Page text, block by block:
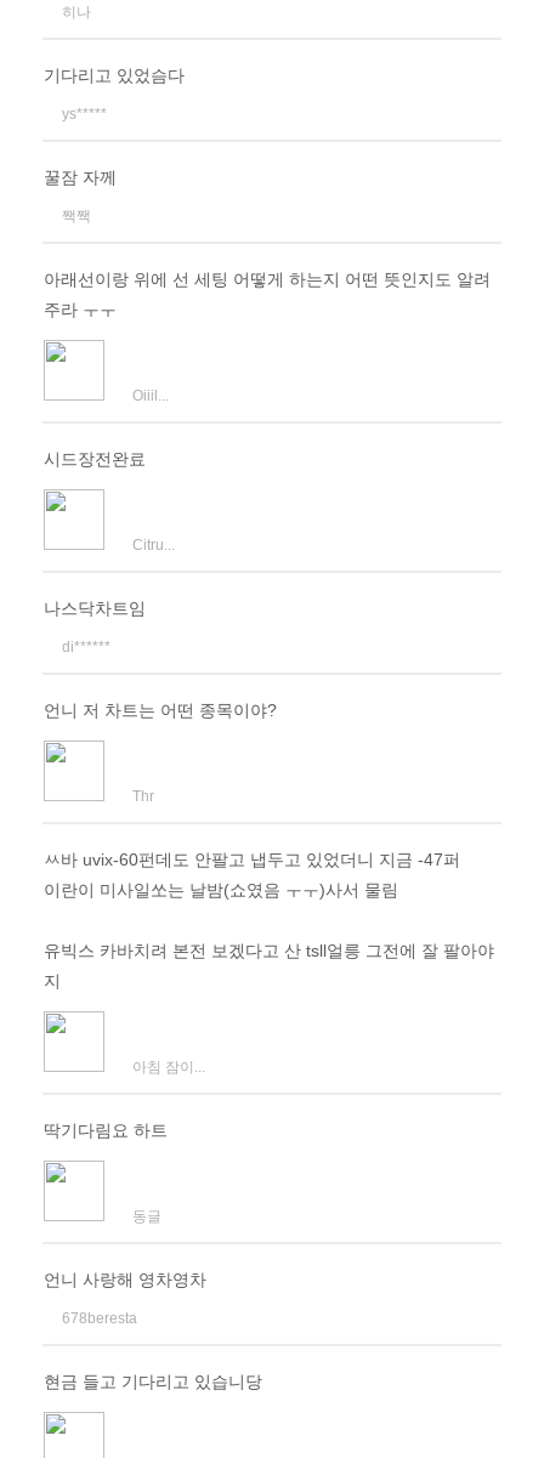
히나
기다리고 있었슴다
ys*****
꿀잠 자께
짹짹
아래선이랑 위에 선 세팅 어떻게 하는지 어떤 뜻인지도 알려
주라 ㅜㅜ
Oiiil...
시드장전완료
Citru...
나스닥차트임
di******
언니 저 차트는 어떤 종목이야?
Thr
ㅆ바 uvix-60펀데도 안팔고 냅두고 있었더니 지금 -47퍼
이란이 미사일쏘는 날밤(쇼였음 ㅜㅜ)사서 물림
유빅스 카바치려 본전 보겠다고 산 tsll얼릉 그전에 잘 팔아야
지
아침 잠이...
딱기다림요 하트
동글
언니 사랑해 영차영차
678beresta
현금 들고 기다리고 있습니당